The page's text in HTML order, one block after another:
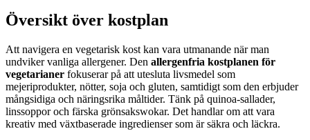
Översikt över kostplan
Att navigera en vegetarisk kost kan vara utmanande när man
undviker vanliga allergener. Den allergenfria kostplanen för
vegetarianer fokuserar på att utesluta livsmedel som
mejeriprodukter, nötter, soja och gluten, samtidigt som den erbjuder
mångsidiga och näringsrika måltider. Tänk på quinoa-sallader,
linssoppor och färska grönsakswokar. Det handlar om att vara
kreativ med växtbaserade ingredienser som är säkra och läckra.